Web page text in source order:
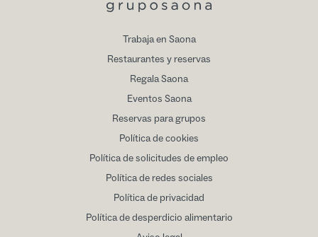
Trabaja en Saona
Restaurantes y reservas
Regala Saona
Eventos Saona
Reservas para grupos
Política de cookies
Política de solicitudes de empleo
Política de redes sociales
Política de privacidad
Política de desperdicio alimentario